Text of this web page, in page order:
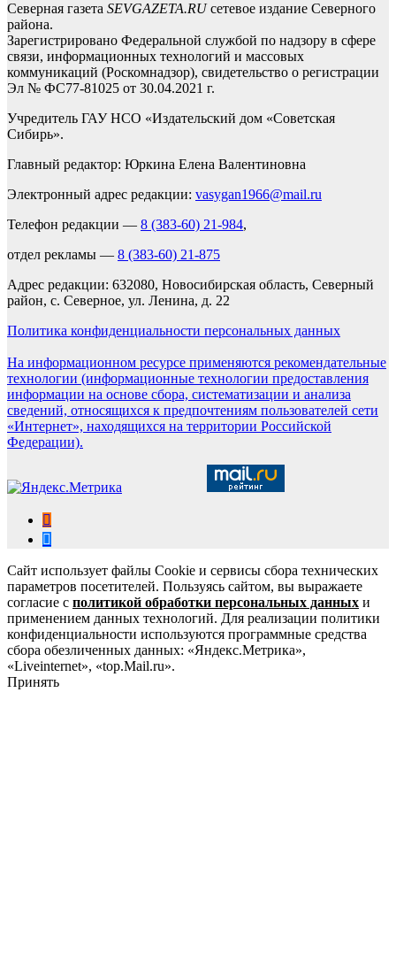
Северная газета SEVGAZETA.RUсетевое издание Северного
района.
Зарегистрировано Федеральной службой по надзору в сфере
связи, информационных технологий и массовых
коммуникаций (Роскомнадзор), свидетельство о регистрации
Эл № ФС77-81025 от 30.04.2021 г.
Учредитель ГАУ НСО «Издательский дом «Советская
Сибирь».
Главный редактор: Юркина Елена Валентиновна
Электронный адрес редакции: vasygan1966@mail.ru
Телефон редакции — 8 (383-60) 21-984,
отдел рекламы — 8 (383-60) 21-875
Адрес редакции: 632080, Новосибирская область, Северный
район, с. Северное, ул. Ленина, д. 22
Политика конфиденциальности персональных данных
На информационном ресурсе применяются рекомендательные
технологии (информационные технологии предоставления
информации на основе сбора, систематизации и анализа
сведений, относящихся к предпочтениям пользователей сети
«Интернет», находящихся на территории Российской
Федерации).
Сайт использует файлы Cookie и сервисы сбора технических
параметров посетителей. Пользуясь сайтом, вы выражаете
согласие с политикой обработки персональных данных и
применением данных технологий. Для реализации политики
конфиденциальности используются программные средства
сбора обезличенных данных: «Яндекс.Метрика»,
«Liveinternet», «top.Mail.ru».
Принять